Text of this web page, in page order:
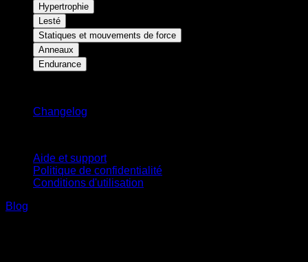
Hypertrophie
Lesté
Statiques et mouvements de force
Anneaux
Endurance
Changelog
Aide et support
Politique de confidentialité
Conditions d'utilisation
Blog